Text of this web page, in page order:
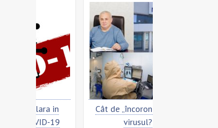
Cât de „încoronat” este